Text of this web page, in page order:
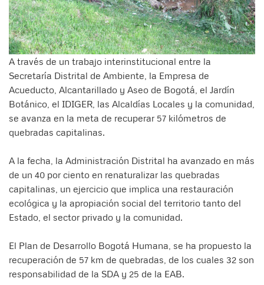
A través de un trabajo interinstitucional entre la
Secretaría Distrital de Ambiente, la Empresa de
Acueducto, Alcantarillado y Aseo de Bogotá, el Jardín
Botánico, el IDIGER, las Alcaldías Locales y la comunidad,
se avanza en la meta de recuperar 57 kilómetros de
quebradas capitalinas.
A la fecha, la Administración Distrital ha avanzado en más
de un 40 por ciento en renaturalizar las quebradas
capitalinas, un ejercicio que implica una restauración
ecológica y la apropiación social del territorio tanto del
Estado, el sector privado y la comunidad.
El Plan de Desarrollo Bogotá Humana, se ha propuesto la
recuperación de 57 km de quebradas, de los cuales 32 son
responsabilidad de la SDA y 25 de la EAB.